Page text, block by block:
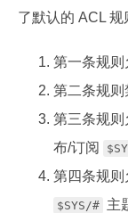
了默认的 ACL 规
第一条规
第二条规则
第三条规则
布/订阅
第四条规则
$SYS/# 主